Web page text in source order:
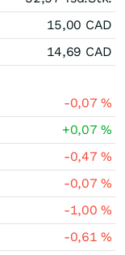
15,00 CAD
14,69 CAD
-0,07%
+0,07%
-0,47%
-0,07%
-1,00%
-0,61%